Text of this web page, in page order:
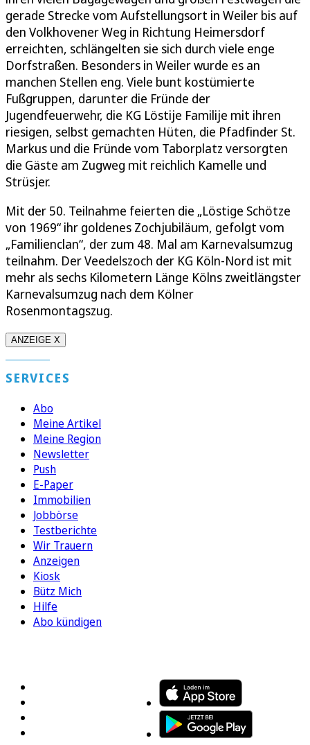
gerade Strecke vom Aufstellungsort in Weiler bis auf
den Volkhovener Weg in Richtung Heimersdorf
erreichten, schlängelten sie sich durch viele enge
Dorfstraßen. Besonders in Weiler wurde es an
manchen Stellen eng. Viele bunt kostümierte
Fußgruppen, darunter die Fründe der
Jugendfeuerwehr, die KG Löstije Familije mit ihren
riesigen, selbst gemachten Hüten, die Pfadfinder St.
Markus und die Fründe vom Taborplatz versorgten
die Gäste am Zugweg mit reichlich Kamelle und
Strüsjer.
Mit der 50. Teilnahme feierten die „Löstige Schötze
von 1969“ ihr goldenes Zochjubiläum, gefolgt vom
„Familienclan“, der zum 48. Mal am Karnevalsumzug
teilnahm. Der Veedelszoch der KG Köln-Nord ist mit
mehr als sechs Kilometern Länge Kölns zweitlängster
Karnevalsumzug nach dem Kölner
Rosenmontagszug.
ANZEIGE X
SERVICES
Abo
Meine Artikel
Meine Region
Newsletter
Push
E-Paper
Immobilien
Jobbörse
Testberichte
Wir Trauern
Anzeigen
Kiosk
Bütz Mich
Hilfe
Abo kündigen